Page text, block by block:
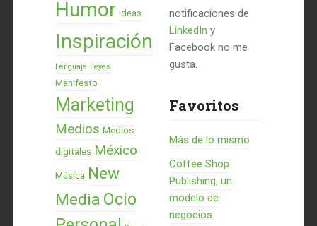
Humor Ideas
Inspiración
Lenguaje Leyes
Manifesto
Marketing
Medios Medios
digitales México
Música New
Media Ocio
notificaciones de
LinkedIn y
Facebook no me
gusta.
Favoritos
Más de lo mismo
Coffee Shop
Publishing, un
modelo de
negocios